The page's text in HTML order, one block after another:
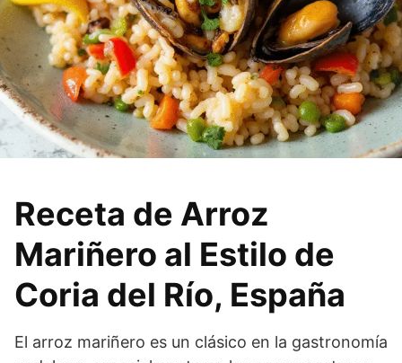
Receta de Arroz
Mariñero al Estilo de
Coria del Río, España
El arroz mariñero es un clásico en la gastronomía